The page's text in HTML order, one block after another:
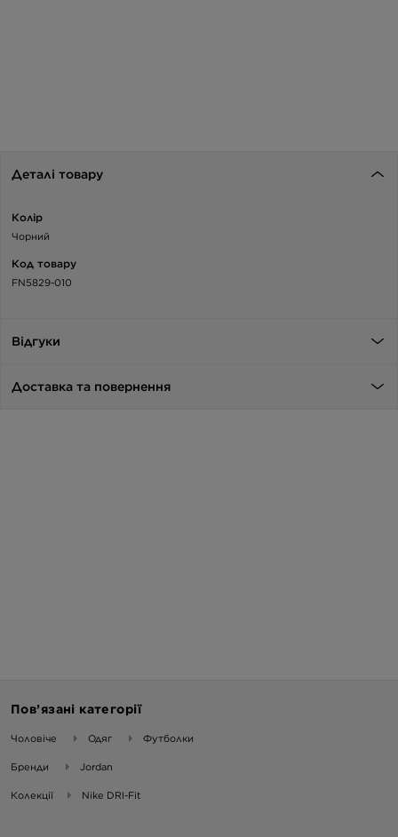
Деталі товару
Колір
Чорний
Код товару
FN5829-010
Відгуки
Доставка та повернення
Пов’язані категорії
Чоловіче Одяг Футболки
Бренди Jordan
Колекції Nike DRI-Fit